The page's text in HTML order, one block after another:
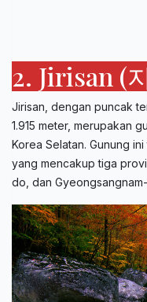
2. Jirisan (
Jirisan, dengan puncak
1.915 meter, merupakan
Korea Selatan. Gunung
yang mencakup tiga
do, dan